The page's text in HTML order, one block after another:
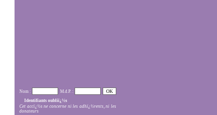
Nom :
M.d.P. :
Identifiants oubliï¿½s
Cet accï¿½s ne concerne ni les adhï¿½rents, ni les
donateurs